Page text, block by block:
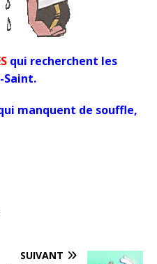
qui recherchent les
Saint.
manquent de souffle,
SUIVANT